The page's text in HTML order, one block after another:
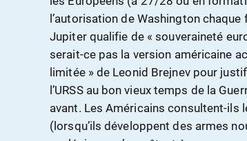
l’autorisation de Washington
Jupiter qualifie de « souveraineté
serait-ce pas la version américaine
limitée » de Leonid Brejnev pour
l’URSS au bon vieux temps de la
avant. Les Américains consultent-ils
(lorsqu’ils développent des armes